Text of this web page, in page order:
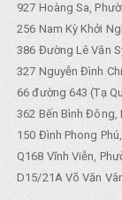
927 Hoàng Sa,
256 Nam Kỳ Khởi
386 Đường Lê Văn
327 Nguyễn Đình
66 đường 643 (Tạ
362 Bến Bình Đông,
150 Đình Phong
Q168 Vĩnh Viễn,
D15/21A Võ Văn